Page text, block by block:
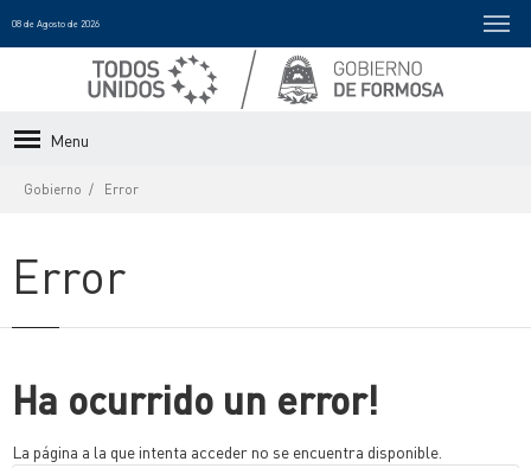
08 de Agosto de 2026
Menu
Gobierno Error
Error
Ha ocurrido un error!
La página a la que intenta acceder no se encuentra disponible.